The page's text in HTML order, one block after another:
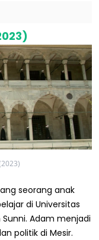
seorang anak
di Universitas
Adam menjadi
politik di Mesir.